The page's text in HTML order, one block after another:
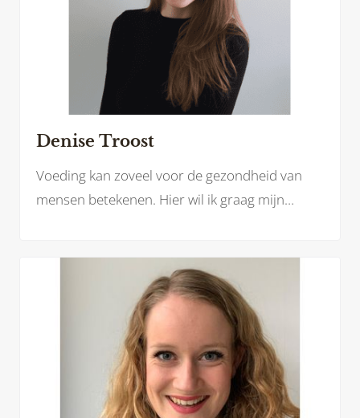
Denise Troost
Voeding kan zoveel voor de gezondheid van
mensen betekenen. Hier wil ik graag mijn